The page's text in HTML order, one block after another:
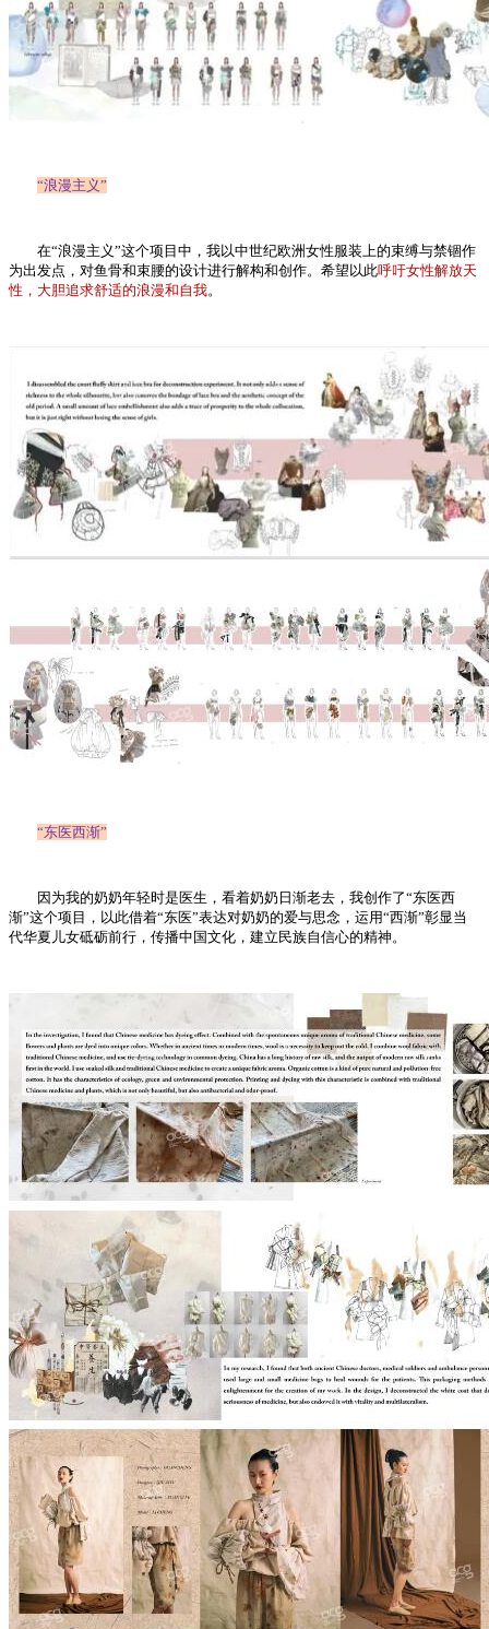
“浪漫主义”
在“浪漫主义”这个项目中，我以中世纪欧洲女性服装上的束缚与禁锢作
为出发点，对鱼骨和束腰的设计进行解构和创作。希望以此呼吁女性解放天
性，大胆追求舒适的浪漫和自我。
“东医西渐”
因为我的奶奶年轻时是医生，看着奶奶日渐老去，我创作了“东医西
渐”这个项目，以此借着“东医”表达对奶奶的爱与思念，运用“西渐”彰显当
代华夏儿女砥砺前行，传播中国文化，建立民族自信心的精神。